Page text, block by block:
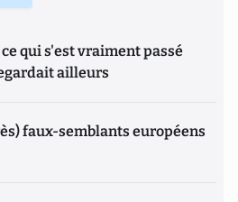
qui s'est vraiment passé
ailleurs
faux-semblants européens